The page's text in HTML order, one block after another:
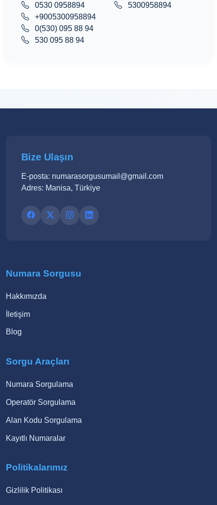
0530 0958894
5300958894
+9005300958894
0(530) 095 88 94
530 095 88 94
Bize Ulaşın
E-posta: numarasorgusumail@gmail.com
Adres: Manisa, Türkiye
Numara Sorgusu
Hakkımızda
İletişim
Blog
Sorgu Araçları
Numara Sorgulama
Operatör Sorgulama
Alan Kodu Sorgulama
Kayıtlı Numaralar
Politikalarımız
Gizlilik Politikası